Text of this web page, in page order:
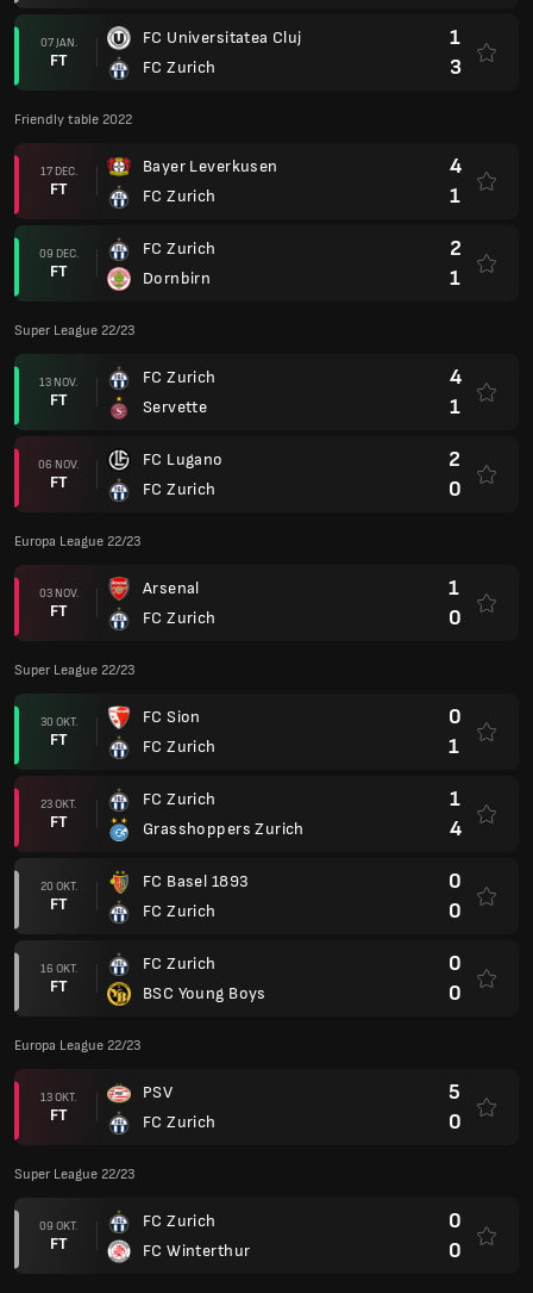
07 JAN.
FT
FC Universitatea Cluj
FC Zurich
1
3
Friendly table 2022
17 DEC.
FT
Bayer Leverkusen
FC Zurich
4
1
09 DEC.
FT
FC Zurich
Dornbirn
2
1
Super League 22/23
13 NOV.
FT
FC Zurich
Servette
4
1
06 NOV.
FT
FC Lugano
FC Zurich
2
0
Europa League 22/23
03 NOV.
FT
Arsenal
FC Zurich
1
0
Super League 22/23
30 OKT.
FT
FC Sion
FC Zurich
0
1
23 OKT.
FT
FC Zurich
Grasshoppers Zurich
1
4
20 OKT.
FT
FC Basel 1893
FC Zurich
0
0
16 OKT.
FT
FC Zurich
BSC Young Boys
0
0
Europa League 22/23
13 OKT.
FT
PSV
FC Zurich
5
0
Super League 22/23
09 OKT.
FT
FC Zurich
FC Winterthur
0
0